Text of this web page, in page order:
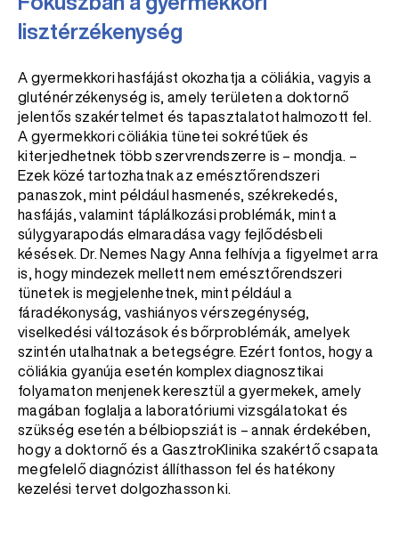
lisztérzékenység
A gyermekkori hasfájást okozhatja a cöliákia, vagyis a
gluténérzékenység is, amely területen a doktornő
jelentős szakértelmet és tapasztalatot halmozott fel.
A gyermekkori cöliákia tünetei sokrétűek és
kiterjedhetnek több szervrendszerre is – mondja. –
Ezek közé tartozhatnak az emésztőrendszeri
panaszok, mint például hasmenés, székrekedés,
hasfájás, valamint táplálkozási problémák, mint a
súlygyarapodás elmaradása vagy fejlődésbeli
késések. Dr. Nemes Nagy Anna felhívja a figyelmet arra
is, hogy mindezek mellett nem emésztőrendszeri
tünetek is megjelenhetnek, mint például a
fáradékonyság, vashiányos vérszegénység,
viselkedési változások és bőrproblémák, amelyek
szintén utalhatnak a betegségre. Ezért fontos, hogy a
cöliákia gyanúja esetén komplex diagnosztikai
folyamaton menjenek keresztül a gyermekek, amely
magában foglalja a laboratóriumi vizsgálatokat és
szükség esetén a bélbiopsziát is – annak érdekében,
hogy a doktornő és a GasztroKlinika szakértő csapata
megfelelő diagnózist állíthasson fel és hatékony
kezelési tervet dolgozhasson ki.